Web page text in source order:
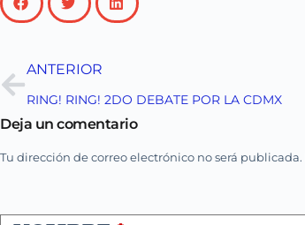
ANTERIOR
RING! RING! 2DO DEBATE POR LA CDMX
Deja un comentario
Tu dirección de correo electrónico no será publicada.